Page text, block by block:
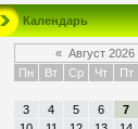
Календарь
« Август 2026
Пн
Вт Ср Чт Пт
3
4 5 6 7